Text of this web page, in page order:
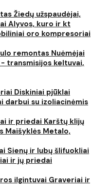
Žiedų užspaudėjai,
Alyvos, kuro ir kt
oro kompresoriai
remontas Nuėmėjai
transmisijos keltuvai,
Diskiniai pjūklai
darbui su izoliacinėmis
ir priedai Karštų klijų
Maišyklės Metalo,
Sienų ir lubų šlifuokliai
ir jų priedai
ilgintuvai Graveriai ir